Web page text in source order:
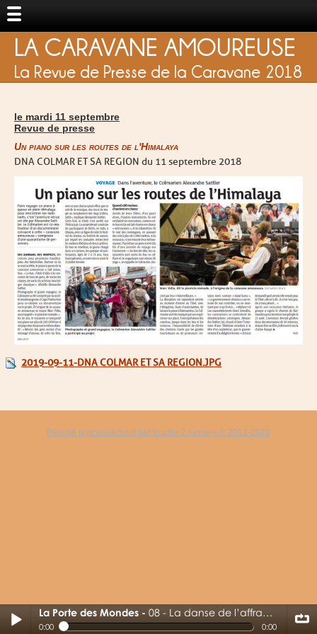
LA CARAVANE AMOUREUSE
La Revue de Presse de la Caravane 2018
le mardi 11 septembre
Revue de presse
Un piano sur les routes de l'Himalaya
DNA COLMAR ET SA REGION du 11 septembre 2018
2019-09-11-DNA COLMAR ET SA REGION.JPG
La Porte des Mondes 08 - La danse de l’affranchi
0:00 0:00
08 - La danse de l’affranchi
Réalisé gracieusement par touche 2 lumiere © 2012-2020